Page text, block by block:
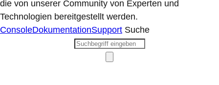
die von unserer Community von Experten und
Technologien bereitgestellt werden.
ConsoleDokumentationSupport Suche